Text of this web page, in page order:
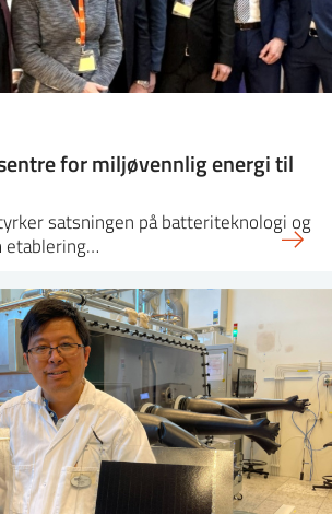
for miljøvennlig energi til
satsningen på batteriteknologi og
etablering…